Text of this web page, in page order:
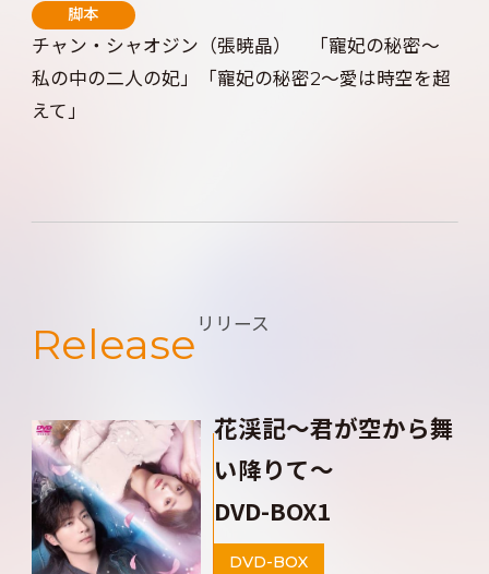
脚本
チャン・シャオジン（張暁晶） 「寵妃の秘密～
私の中の二人の妃」「寵妃の秘密2～愛は時空を超
えて」
Release リリース
花渓記～君が空から舞
い降りて～
DVD-BOX1
DVD-BOX